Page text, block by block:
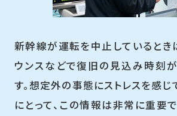
新幹線が運転を中止しているとき
ウンスなどで復旧の見込み時刻
す。想定外の事態にストレスを感
にとって、この情報は非常に重要